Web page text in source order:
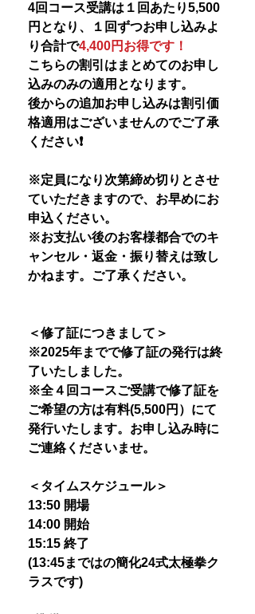
4回コース受講は１回あたり5,500
円となり、１回ずつお申し込みよ
り合計で4,400円お得です！
こちらの割引はまとめてのお申し
込みのみの適用となります。
後からの追加お申し込みは割引価
格適用はございませんのでご了承
ください❗️
※定員になり次第締め切りとさせ
ていただきますので、お早めにお
申込ください。
※お支払い後のお客様都合でのキ
ャンセル・返金・振り替えは致し
かねます。ご了承ください。
＜修了証につきまして＞
※2025年までで修了証の発行は終
了いたしました。
※全４回コースご受講で修了証を
ご希望の方は有料(5,500円）にて
発行いたします。お申し込み時に
ご連絡くださいませ。
＜タイムスケジュール＞
13:50 開場
14:00 開始
15:15 終了
(13:45まではの簡化24式太極拳ク
ラスです)